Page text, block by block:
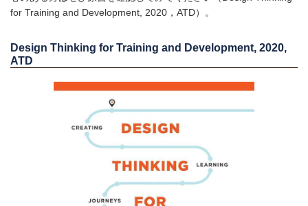
for Training and Development, 2020，ATD）。
Design Thinking for Training and Development, 2020,
ATD